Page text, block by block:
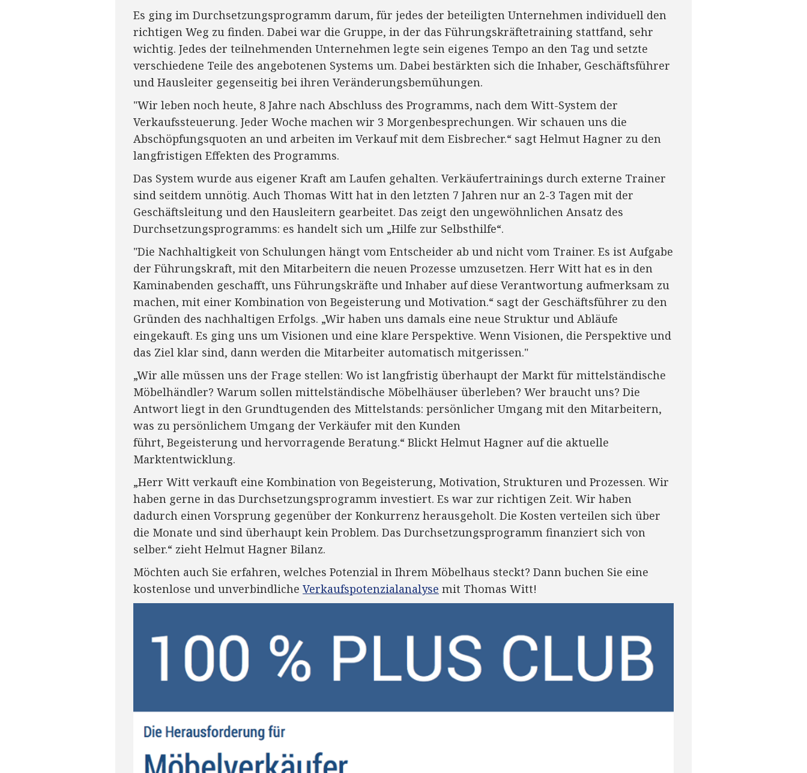
Es ging im Durchsetzungsprogramm darum, für jedes der beteiligten Unternehmen individuell den
richtigen Weg zu finden. Dabei war die Gruppe, in der das Führungskräftetraining stattfand, sehr
wichtig. Jedes der teilnehmenden Unternehmen legte sein eigenes Tempo an den Tag und setzte
verschiedene Teile des angebotenen Systems um. Dabei bestärkten sich die Inhaber, Geschäftsführer
und Hausleiter gegenseitig bei ihren Veränderungsbemühungen.
"Wir leben noch heute, 8 Jahre nach Abschluss des Programms, nach dem Witt-System der
Verkaufssteuerung. Jeder Woche machen wir 3 Morgenbesprechungen. Wir schauen uns die
Abschöpfungsquoten an und arbeiten im Verkauf mit dem Eisbrecher.“ sagt Helmut Hagner zu den
langfristigen Effekten des Programms.
Das System wurde aus eigener Kraft am Laufen gehalten. Verkäufertrainings durch externe Trainer
sind seitdem unnötig. Auch Thomas Witt hat in den letzten 7 Jahren nur an 2-3 Tagen mit der
Geschäftsleitung und den Hausleitern gearbeitet. Das zeigt den ungewöhnlichen Ansatz des
Durchsetzungsprogramms: es handelt sich um „Hilfe zur Selbsthilfe“.
"Die Nachhaltigkeit von Schulungen hängt vom Entscheider ab und nicht vom Trainer. Es ist Aufgabe
der Führungskraft, mit den Mitarbeitern die neuen Prozesse umzusetzen. Herr Witt hat es in den
Kaminabenden geschafft, uns Führungskräfte und Inhaber auf diese Verantwortung aufmerksam zu
machen, mit einer Kombination von Begeisterung und Motivation.“ sagt der Geschäftsführer zu den
Gründen des nachhaltigen Erfolgs. „Wir haben uns damals eine neue Struktur und Abläufe
eingekauft. Es ging uns um Visionen und eine klare Perspektive. Wenn Visionen, die Perspektive und
das Ziel klar sind, dann werden die Mitarbeiter automatisch mitgerissen."
„Wir alle müssen uns der Frage stellen: Wo ist langfristig überhaupt der Markt für mittelständische
Möbelhändler? Warum sollen mittelständische Möbelhäuser überleben? Wer braucht uns? Die
Antwort liegt in den Grundtugenden des Mittelstands: persönlicher Umgang mit den Mitarbeitern,
was zu persönlichem Umgang der Verkäufer mit den Kunden
führt, Begeisterung und hervorragende Beratung.“ Blickt Helmut Hagner auf die aktuelle
Marktentwicklung.
„Herr Witt verkauft eine Kombination von Begeisterung, Motivation, Strukturen und Prozessen. Wir
haben gerne in das Durchsetzungsprogramm investiert. Es war zur richtigen Zeit. Wir haben
dadurch einen Vorsprung gegenüber der Konkurrenz herausgeholt. Die Kosten verteilen sich über
die Monate und sind überhaupt kein Problem. Das Durchsetzungsprogramm finanziert sich von
selber.“ zieht Helmut Hagner Bilanz.
Möchten auch Sie erfahren, welches Potenzial in Ihrem Möbelhaus steckt? Dann buchen Sie eine
kostenlose und unverbindliche Verkaufspotenzialanalyse mit Thomas Witt!